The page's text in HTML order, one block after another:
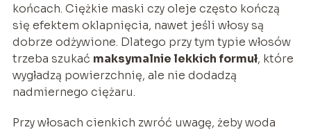
końcach. Ciężkie maski czy oleje często kończą
się efektem oklapnięcia, nawet jeśli włosy są
dobrze odżywione. Dlatego przy tym typie włosów
trzeba szukać maksymalnie lekkich formuł, które
wygładzą powierzchnię, ale nie dodadzą
nadmiernego ciężaru.
Przy włosach cienkich zwróć uwagę, żeby woda